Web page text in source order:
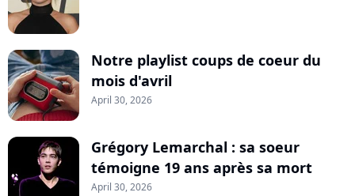
Notre playlist coups de coeur du
mois d'avril
April 30, 2026
Grégory Lemarchal : sa soeur
témoigne 19 ans après sa mort
April 30, 2026